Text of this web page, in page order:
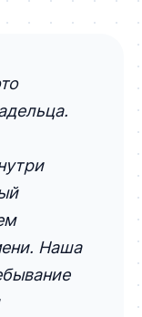
Наша